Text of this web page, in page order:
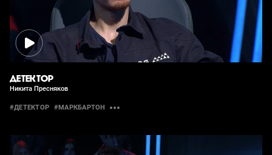
ДЕТЕКТОР
Никита Пресняков
#ДЕТЕКТОР #МАРКБАРТОН